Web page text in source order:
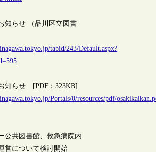
知らせ （品川区立図書
tabid/243/Default.aspx?
知らせ [PDF：323KB]
Portals/0/resources/pdf/
公共図書館、救急病院内
営について検討開始